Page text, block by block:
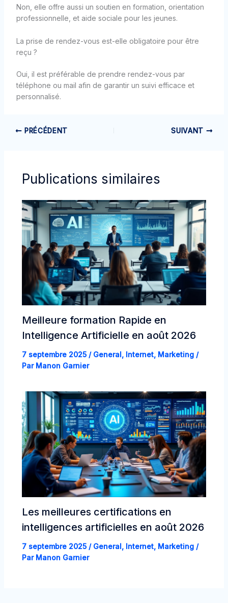
Non, elle offre aussi un soutien en formation, orientation
professionnelle, et aide sociale pour les jeunes.
La prise de rendez-vous est-elle obligatoire pour être
reçu ?
Oui, il est préférable de prendre rendez-vous par
téléphone ou mail afin de garantir un suivi efficace et
personnalisé.
PRÉCÉDENT SUIVANT
Publications similaires
Meilleure formation Rapide en
Intelligence Artificielle en août 2026
7 septembre 2025 / General, Internet, Marketing/
Par Manon Garnier
Les meilleures certifications en
intelligences artificielles en août 2026
7 septembre 2025 / General, Internet, Marketing/
Par Manon Garnier